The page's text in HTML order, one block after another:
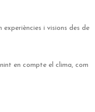
i visions des de
en compte el clima, com